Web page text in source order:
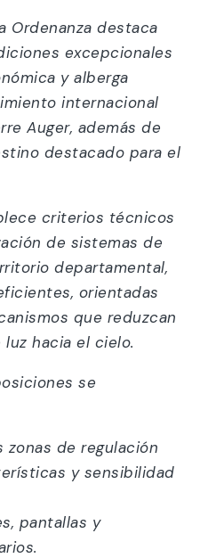
Ordenanza destaca
excepcionales
y alberga
internacional
Auger, además de
destacado para el
criterios técnicos
de sistemas de
departamental,
orientadas
que reduzcan
luz hacia el cielo.
se
zonas de regulación
y sensibilidad
pantallas y